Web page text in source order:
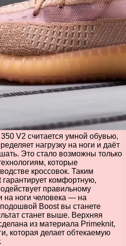
V2 считается умной обувью,
нагрузку на ноги и даёт
Это стало возможны только
которые
кроссовок. Таким
комфортную,
правильному
на ноги человека — на
Boost вы станете
станет выше. Верхняя
из материала Primeknit,
которая делает обтекаемую